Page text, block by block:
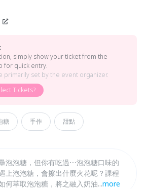
simply show your ticket from the
for quick entry.
primarily set by the event organizer.
Tickets?
糖 手作 甜點
泡泡糖，但你有吃過⋯泡泡糖口味的
上泡泡糖，會擦出什麼火花呢？課程
何萃取泡泡糖，將之融入奶油餡中，
...more